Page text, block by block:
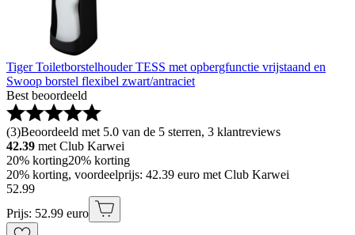
Tiger Toiletborstelhouder TESS met opbergfunctie vrijstaand en
Swoop borstel flexibel zwart/antraciet
Best beoordeeld
(3)Beoordeeld met 5.0 van de 5 sterren, 3 klantreviews
42.39 met Club Karwei
20% korting20% korting
20% korting, voordeelprijs: 42.39 euro met Club Karwei
52.99
Prijs: 52.99 euro